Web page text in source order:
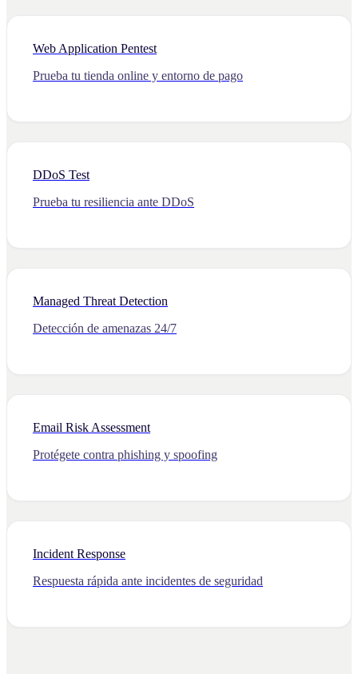
Web Application Pentest
Prueba tu tienda online y entorno de pago
DDoS Test
Prueba tu resiliencia ante DDoS
Managed Threat Detection
Detección de amenazas 24/7
Email Risk Assessment
Protégete contra phishing y spoofing
Incident Response
Respuesta rápida ante incidentes de seguridad